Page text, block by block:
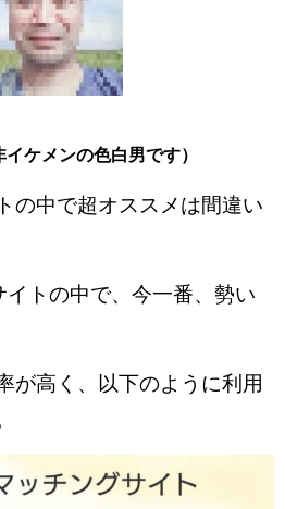
イケメンの色白男です）
の中で超オススメは間違い
トの中で、今一番、勢い
が高く、以下のように利用